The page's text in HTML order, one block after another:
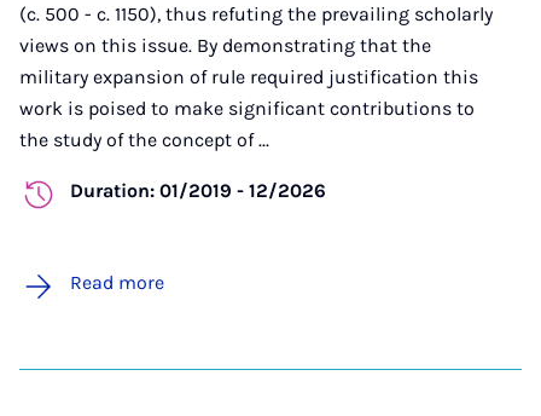
(c. 500 - c. 1150), thus refuting the prevailing scholarly
views on this issue. By demonstrating that the
military expansion of rule required justification this
work is poised to make significant contributions to
the study of the concept of ...
Duration: 01/2019 - 12/2026
Read more